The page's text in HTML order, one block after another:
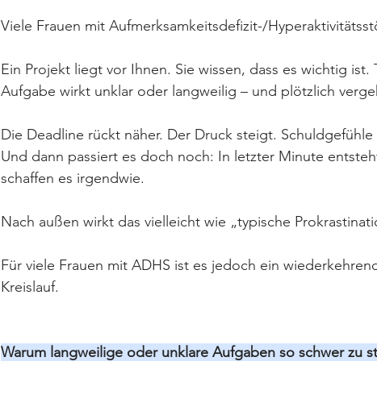
Viele Frauen mit Aufmerksamkeitsdefizit-/
Ein Projekt liegt vor Ihnen. Sie wissen, dass es wichtig
Aufgabe wirkt unklar oder langweilig – und plötzlich
Die Deadline rückt näher. Der Druck steigt.
Und dann passiert es doch noch: In letzter Minute
schaffen es irgendwie.
Nach außen wirkt das vielleicht wie „typische
Für viele Frauen mit ADHS ist es jedoch ein
Kreislauf.
Warum langweilige oder unklare Aufgaben so schwer zu